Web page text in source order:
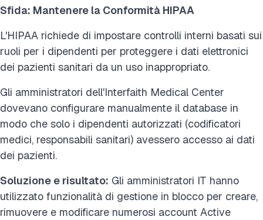
Sfida: Mantenere la Conformità HIPAA
L'HIPAA richiede di impostare controlli interni basati sui
ruoli per i dipendenti per proteggere i dati elettronici
dei pazienti sanitari da un uso inappropriato.
Gli amministratori dell'Interfaith Medical Center
dovevano configurare manualmente il database in
modo che solo i dipendenti autorizzati (codificatori
medici, responsabili sanitari) avessero accesso ai dati
dei pazienti.
Soluzione e risultato: Gli amministratori IT hanno
utilizzato funzionalità di gestione in blocco per creare,
rimuovere e modificare numerosi account Active